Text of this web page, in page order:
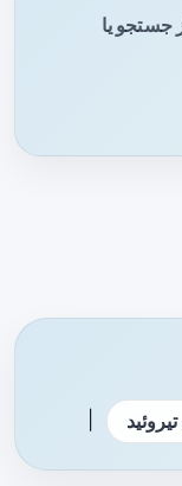
جستجو یا